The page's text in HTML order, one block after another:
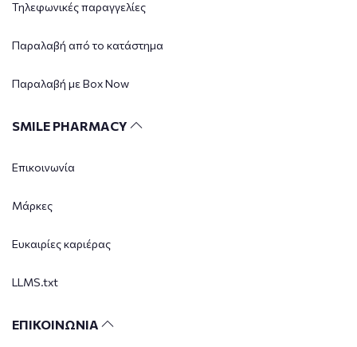
Τηλεφωνικές παραγγελίες
Παραλαβή από το κατάστημα
Παραλαβή με Box Now
SMILE PHARMACY
Επικοινωνία
Μάρκες
Ευκαιρίες καριέρας
LLMS.txt
ΕΠΙΚΟΙΝΩΝΙΑ